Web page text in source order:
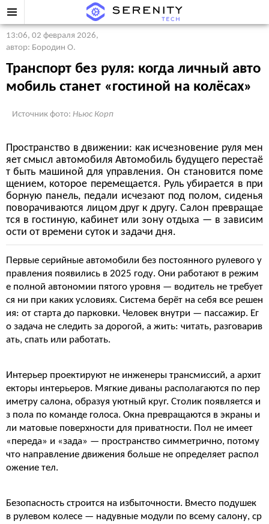
13:06, 02 февраля 2026,
автор: Бородин О.
Транспорт без руля: когда личный авто
мобиль станет «гостиной на колёсах»
Источник фото: Ньюс Корп
Пространство в движении: как исчезновение руля мен
яет смысл автомобиля Автомобиль будущего перестаё
т быть машиной для управления. Он становится поме
щением, которое перемещается. Руль убирается в при
борную панель, педали исчезают под полом, сиденья
поворачиваются лицом друг к другу. Салон превращае
тся в гостиную, кабинет или зону отдыха — в зависим
ости от времени суток и задачи дня.
Первые серийные автомобили без постоянного рулевого у
правления появились в 2025 году. Они работают в режим
е полной автономии пятого уровня — водитель не требует
ся ни при каких условиях. Система берёт на себя все решен
ия: от старта до парковки. Человек внутри — пассажир. Ег
о задача не следить за дорогой, а жить: читать, разговарив
ать, спать или работать.
Интерьер проектируют не инженеры трансмиссий, а архит
екторы интерьеров. Мягкие диваны располагаются по пер
иметру салона, образуя уютный круг. Столик появляется и
з пола по команде голоса. Окна превращаются в экраны и
ли матовые поверхности для приватности. Пол не имеет
«переда» и «зада» — пространство симметрично, потому
что направление движения больше не определяет распол
ожение тел.
Безопасность строится на избыточности. Вместо подушек
в рулевом колесе — надувные модули по всему салону, ср